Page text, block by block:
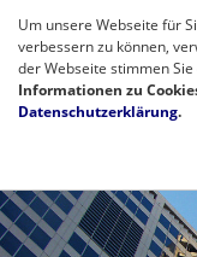
Um unsere Webseite für
verbessern zu können,
der Webseite stimmen
Informationen zu
Datenschutzerklärung.